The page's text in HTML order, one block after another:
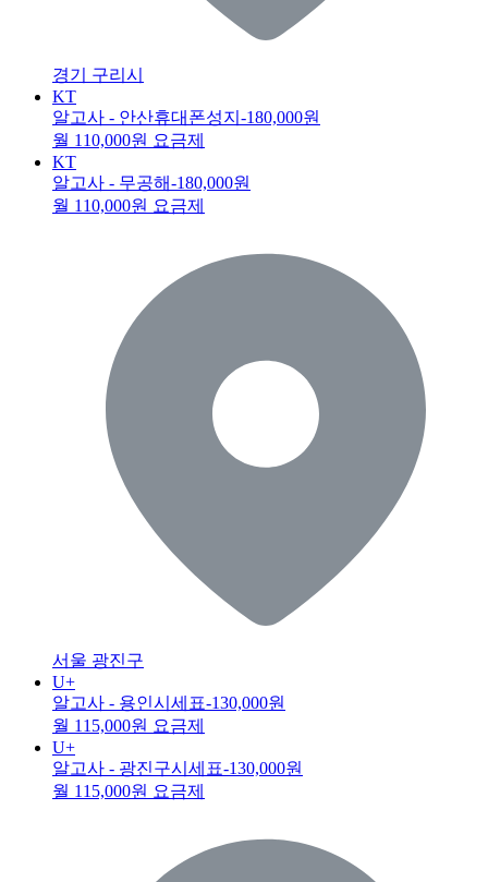
경기 구리시
KT
알고사 - 안산휴대폰성지 -180,000원
월 110,000원 요금제
KT
알고사 - 무공해-180,000원
월 110,000원 요금제
서울 광진구
U+
알고사 - 용인시세표-130,000원
월 115,000원 요금제
U+
알고사 - 광진구시세표-130,000원
월 115,000원 요금제